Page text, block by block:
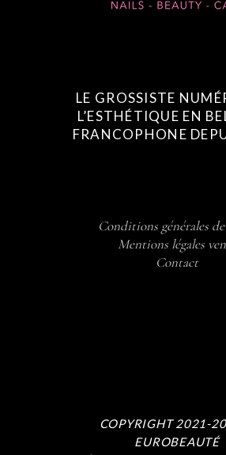
LE GROSSISTE
L’ESTHÉTIQUE EN
FRANCOPHONE
Conditions générales
Mentions légales
Contact
COPYRIGHT 2021-
EUROBEAUTÉ